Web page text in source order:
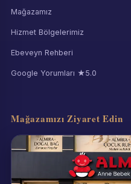
Mağazamız
Hizmet Bölgelerimiz
Ebeveyn Rehberi
Google Yorumları ★5.0
Mağazamızı Ziyaret Edin